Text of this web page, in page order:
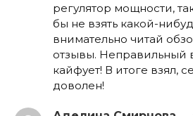
регулятор мощности,
бы не взять какой-
внимательно читай
отзывы. Неправильный
кайфует! В итоге взял,
доволен!